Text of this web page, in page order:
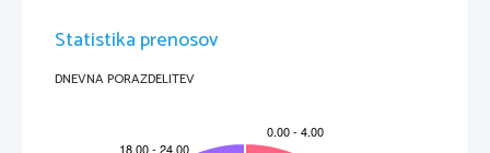
Statistika prenosov
DNEVNA PORAZDELITEV